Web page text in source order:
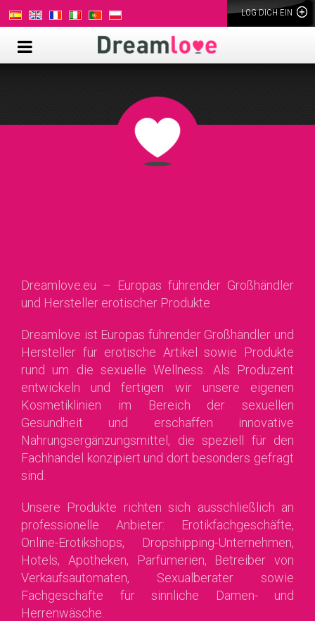
LOG DICH EIN
Faire Preise
Verkaufsfördernde Verpackungen
Schnelle Lieferung
Dreamlove.eu – Europas führender Großhändler
und Hersteller erotischer Produkte
Dreamlove ist Europas führender Großhändler und
Hersteller für erotische Artikel sowie Produkte
rund um die sexuelle Wellness. Als Produzent
entwickeln und fertigen wir unsere eigenen
Kosmetiklinien im Bereich der sexuellen
Gesundheit und erschaffen innovative
Nahrungsergänzungsmittel, die speziell für den
Fachhandel konzipiert und dort besonders gefragt
sind.
Unsere Produkte richten sich ausschließlich an
professionelle Anbieter: Erotikfachgeschäfte,
Online-Erotikshops, Dropshipping-Unternehmen,
Hotels, Apotheken, Parfümerien, Betreiber von
Verkaufsautomaten, Sexualberater sowie
Fachgeschäfte für sinnliche Damen- und
Herrenwäsche.